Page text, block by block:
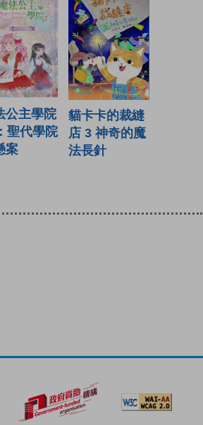
公主學院
聖代學院
案
貓卡卡的裁縫
店 3 神奇的魔
法長針